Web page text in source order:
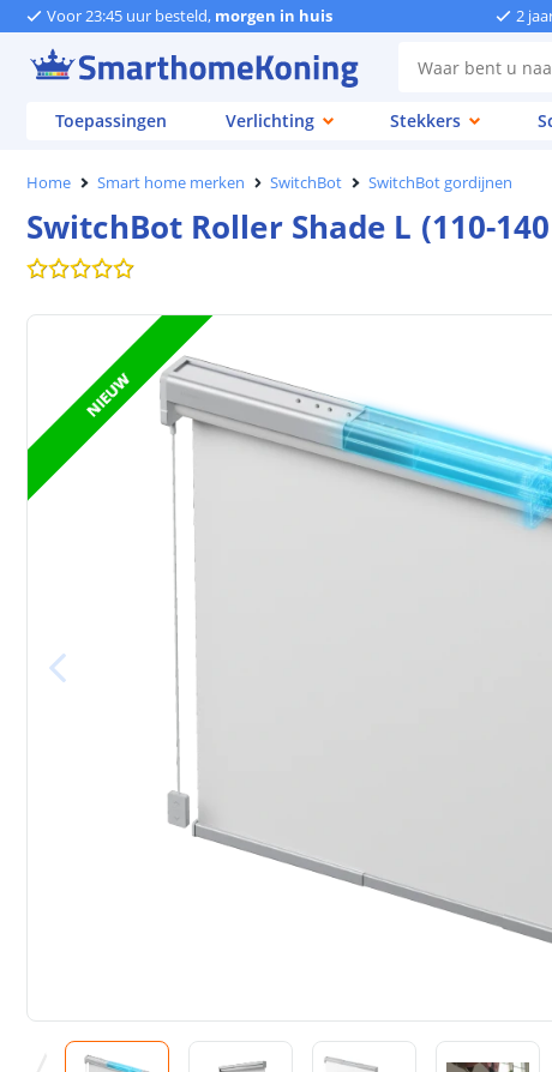
Voor 23:45 uur besteld, morgen in huis 2
Toepassingen Verlichting Stekkers
Home Smart home merken SwitchBot SwitchBot gordijnen
SwitchBot Roller Shade L (110-
NIEUW